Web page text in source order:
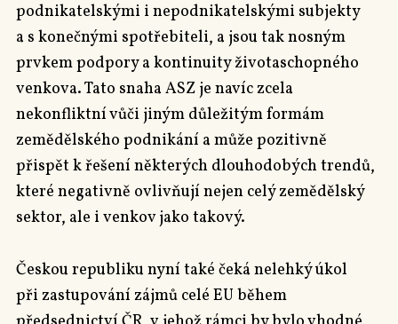
podnikatelskými i nepodnikatelskými subjekty
a s konečnými spotřebiteli, a jsou tak nosným
prvkem podpory a kontinuity životaschopného
venkova. Tato snaha ASZ je navíc zcela
nekonfliktní vůči jiným důležitým formám
zemědělského podnikání a může pozitivně
přispět k řešení některých dlouhodobých trendů,
které negativně ovlivňují nejen celý zemědělský
sektor, ale i venkov jako takový.
Českou republiku nyní také čeká nelehký úkol
při zastupování zájmů celé EU během